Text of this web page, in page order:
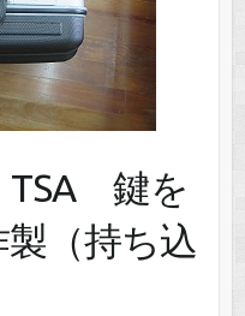
鍵を
（持ち込